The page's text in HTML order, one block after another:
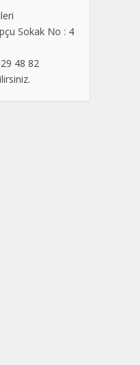
Sokak No : 4
48 82